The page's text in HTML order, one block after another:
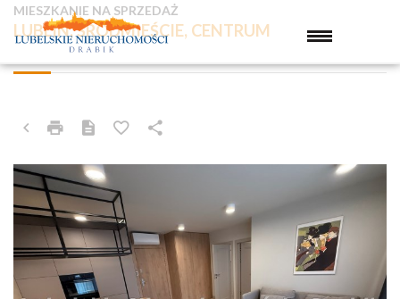
LUBLIN, ŚRÓDMIEŚCIE, CENTRUM
MIESZKANIE NA SPRZEDAŻ